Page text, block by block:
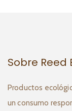
Sobre Reed
Productos
un consumo